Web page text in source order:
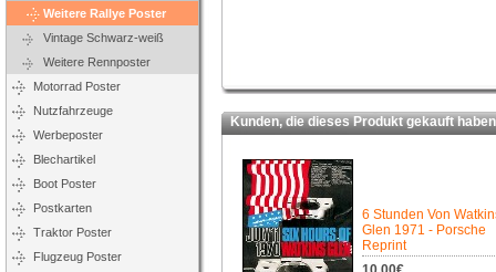
Weitere Rallye Poster
Vintage Schwarz-weiß
Weitere Rennposter
Motorrad Poster
Nutzfahrzeuge
Werbeposter
Blechartikel
Boot Poster
Postkarten
Traktor Poster
Flugzeug Poster
Kunden, die dieses Produkt gekauft
6 Stunden Von
Glen 1971 - Porsche
Reprint